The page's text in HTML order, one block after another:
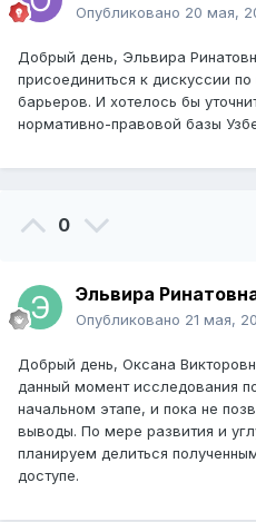
Опубликовано 20 мая,
Добрый день, Эльвира
присоединиться к дискуссии
барьеров. И хотелось бы
нормативно-правовой базы
0
Эльвира
Опубликовано 21 мая,
Добрый день, Оксана
данный момент исследования
начальном этапе, и пока не
выводы. По мере развития и
планируем делиться
доступе.